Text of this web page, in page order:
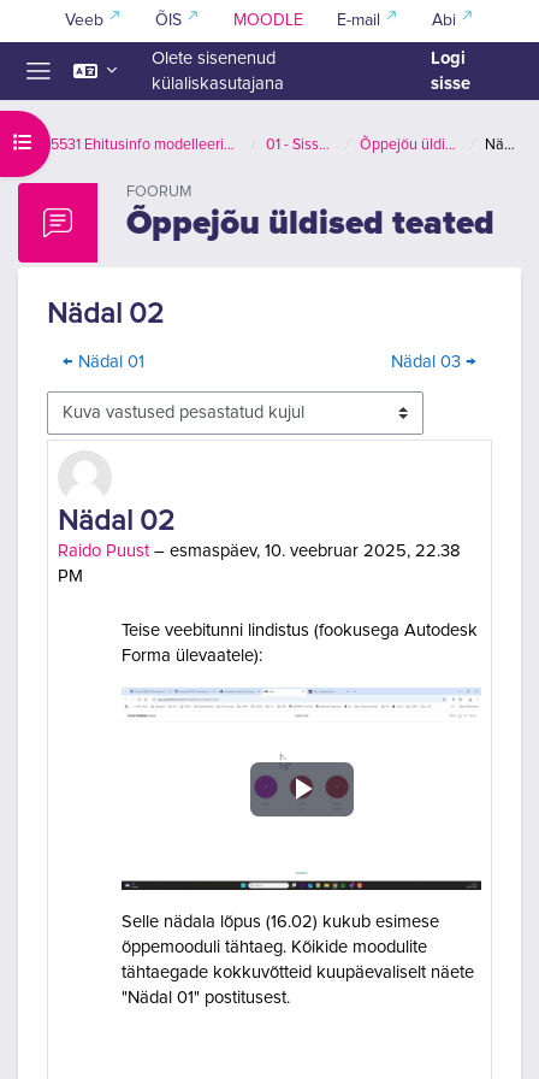
Jäta vahele peasisuni
Veeb ÕIS MOODLE E-mail Abi
Olete sisenenud
külaliskasutajana
Logi
sisse
Ava kursuse sisukord EPX5531 Ehitusinfo modelleerimise alused (BIM I) 01 - Sissejuhatus Õppejõu üldised teated Nädal 02
FOORUM
Õppejõu üldised teated
Nädal 02
← Nädal 01 Nädal 03 →
Kuvamisrežiim
Nädal 02
Raido Puust – esmaspäev, 10. veebruar 2025, 22.38
PM
Vastuste arv 0
Teise veebitunni lindistus (fookusega Autodesk
Forma ülevaatele):
Esita
video
Selle nädala lõpus (16.02) kukub esimese
õppemooduli tähtaeg. Kõikide moodulite
tähtaegade kokkuvõtteid kuupäevaliselt näete
"Nädal 01" postitusest.